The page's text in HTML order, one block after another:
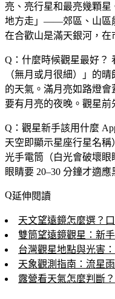
亮、亮行星和最亮幾顆
地方走」——郊區、山區
在合歡山是滿天銀河，在
Q：什麼時候觀星最好？
（無月或月很細）」的
的天氣。滿月亮如路燈
要有月亮的夜晚。觀星前
Q：觀星新手該用什麼
天空即顯示星座行星名
光手電筒（白光會破壞眼
眼睛要 20–30 分鐘才適
延伸閱讀
天文望遠鏡怎麼選？
雙筒望遠鏡觀星：新
台灣觀星地點與光害
天象觀測指南：流星
露營看天氣怎麼判斷